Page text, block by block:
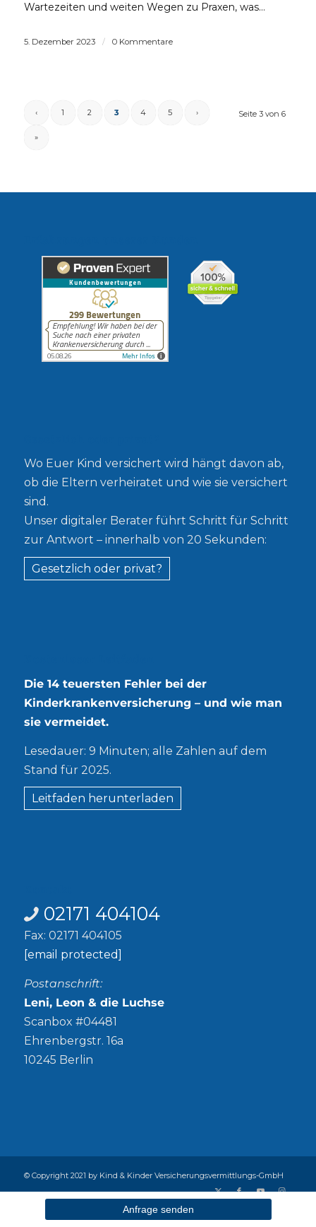
Wartezeiten und weiten Wegen zu Praxen, was…
5. Dezember 2023 / 0 Kommentare
Seite 3 von 6
‹ 1 2 3 4 5 ›
»
Wo Euer Kind versichert wird hängt davon ab,
ob die Eltern verheiratet und wie sie versichert
sind.
Unser digitaler Berater führt Schritt für Schritt
zur Antwort – innerhalb von 20 Sekunden:
Gesetzlich oder privat?
Die 14 teuersten Fehler bei der
Kinderkrankenversicherung – und wie man
sie vermeidet.
Lesedauer: 9 Minuten; alle Zahlen auf dem
Stand für 2025.
Leitfaden herunterladen
02171 404104
Fax: 02171 404105
[email protected]
Postanschrift:
Leni, Leon & die Luchse
Scanbox #04481
Ehrenbergstr. 16a
10245 Berlin
© Copyright 2021 by Kind & Kinder Versicherungsvermittlungs-GmbH
Alle Versicherer
Anfrage senden